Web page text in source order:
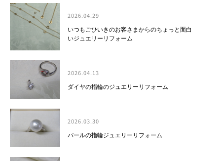
2026.04.29
いつもごひいきのお客さまからのちょっと面白
いジュエリーリフォーム
2026.04.13
ダイヤの指輪のジュエリーリフォーム
2026.03.30
パールの指輪ジュエリーリフォーム